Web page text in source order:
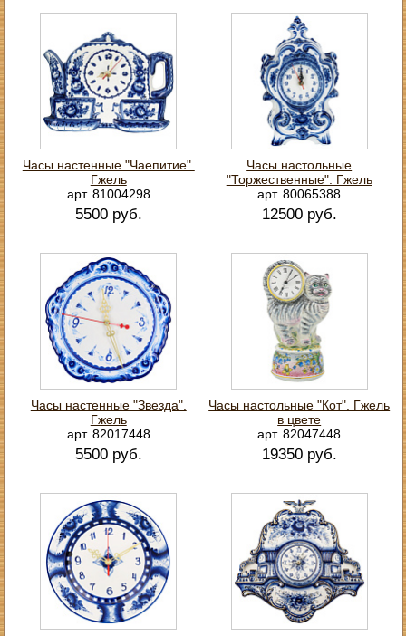
Часы настенные "Чаепитие".
Гжель
арт. 81004298
5500 руб.
Часы настольные
"Торжественные". Гжель
арт. 80065388
12500 руб.
Часы настенные "Звезда".
Гжель
арт. 82017448
5500 руб.
Часы настольные "Кот". Гжель
в цвете
арт. 82047448
19350 руб.